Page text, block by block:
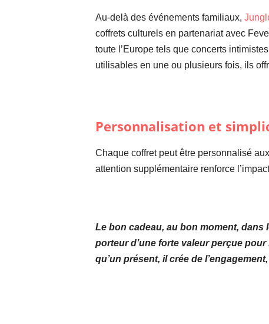
Au-delà des événements familiaux,
coffrets culturels en partenariat avec
toute l’Europe tels que concerts
utilisables en une ou plusieurs fois, ils
Personnalisation et
Chaque coffret peut être personnalisé
attention supplémentaire renforce
Le bon cadeau, au bon moment, dans
porteur d’une forte valeur perçue
qu’un présent, il crée de